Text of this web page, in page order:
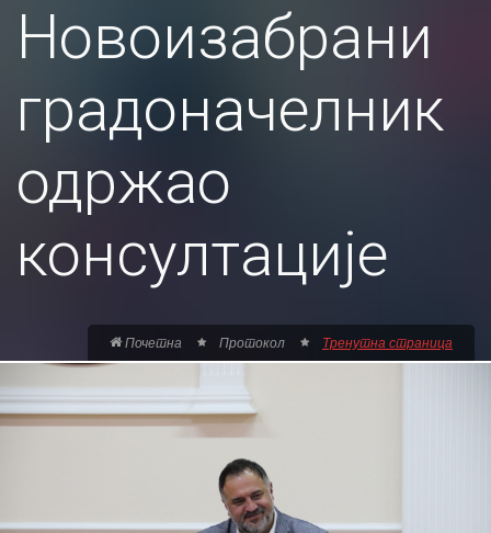
Новoизабрани
градоначелник
одржао
консултације
Почетна Протокол Тренутна страница